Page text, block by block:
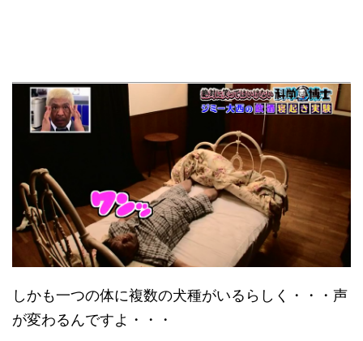
しかも一つの体に複数の犬種がいるらしく・・・声
が変わるんですよ・・・